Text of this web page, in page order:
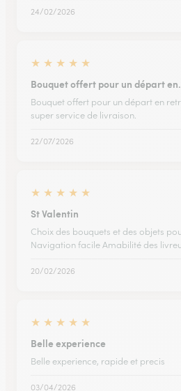
24/02/2026
★ ★ ★ ★ ★
Bouquet offert pour un départ
Bouquet offert pour un départ en
super service de livraison.
22/07/2026
★ ★ ★ ★ ★
St Valentin
Choix des bouquets et des objets
Navigation facile Amabilité des
20/02/2026
★ ★ ★ ★ ★
Belle experience
Belle experience, rapide et precis
03/04/2026